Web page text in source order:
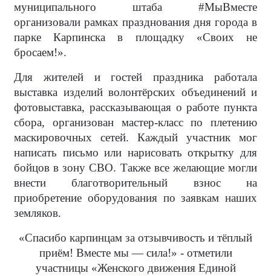
муниципального штаба #МыВместе
организовали рамках празднования дня города в
парке Карпинска в площадку «Своих не
бросаем!».
Для жителей и гостей праздника работала
выставка изделий волонтёрских объединений и
фотовыставка, рассказывающая о работе пункта
сбора, организован мастер-класс по плетению
маскировочных сетей. Каждый участник мог
написать письмо или нарисовать открытку для
бойцов в зону СВО. Также все желающие могли
внести благотворительный взнос на
приобретение оборудования по заявкам наших
земляков.
«Спасибо карпинцам за отзывчивость и тёплый
приём! Вместе мы — сила!» - отметили
участницы «Женского движения Единой